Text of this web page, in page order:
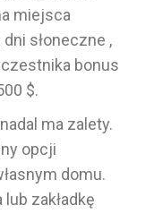
miejsca
słoneczne ,
bonus
$.
ma zalety.
opcji
domu.
zakładkę